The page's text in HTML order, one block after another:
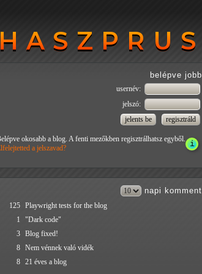
HASZPRUS
HASZPRUS
belépve jobb
usernév:
jelszó:
okosabb a blog. A fenti mezőkben regisztrálhatsz egyből.
a jelszavad?
napi komment
125 Playwright tests for the blog
1
"Dark code"
3 Blog fixed!
8 Nem vénnek való vidék
8 21 éves a blog